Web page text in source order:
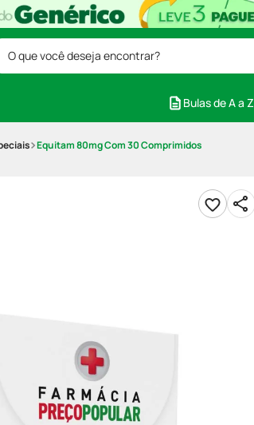
que você deseja encontrar?
Bulas de A a Z
Equitam 80mg Com 30 Comprimidos